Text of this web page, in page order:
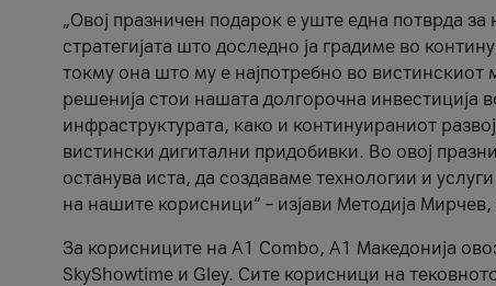
„Овој празничен подарок е уште една потврда
стратегијата што доследно ја градиме во
токму она што му е најпотребно во вистинскиот
решенија стои нашата долгорочна инвестиција
инфраструктурата, како и континуираниот
вистински дигитални придобивки. Во овој
останува иста, да создаваме технологии и
на нашите корисници“ – изјави Методија
За корисниците на A1 Combo, А1 Македонија
SkyShowtime и Gley. Сите корисници на